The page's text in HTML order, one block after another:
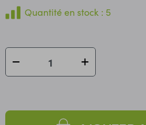
résistances 10 kΩ - 5 x
220 Ω - 1 x module LCD 16
récepteur IR VS1838 - 1 x mini
récepteur IR WPI317 - 1 x
boutons-poussoirs 4 broches
température LM35DZ - 1 x
Quantité en stock : 5